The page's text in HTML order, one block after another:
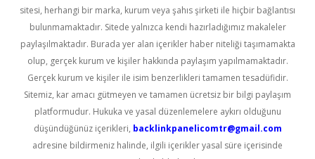
sitesi, herhangi bir marka, kurum veya şahıs şirketi ile hiçbir bağlantısı
bulunmamaktadır. Sitede yalnızca kendi hazırladığımız makaleler
paylaşılmaktadır. Burada yer alan içerikler haber niteliği taşımamakta
olup, gerçek kurum ve kişiler hakkında paylaşım yapılmamaktadır.
Gerçek kurum ve kişiler ile isim benzerlikleri tamamen tesadüfidir.
Sitemiz, kar amacı gütmeyen ve tamamen ücretsiz bir bilgi paylaşım
platformudur. Hukuka ve yasal düzenlemelere aykırı olduğunu
düşündüğünüz içerikleri, backlinkpanelicomtr@gmail.com
adresine bildirmeniz halinde, ilgili içerikler yasal süre içerisinde